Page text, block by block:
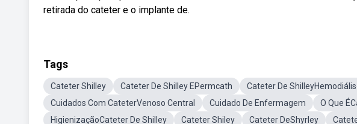
retirada do cateter e o implante de.
Tags
Cateter Shilley Cateter De Shilley EPermcath Cateter De
Cuidados Com CateterVenoso Central
Cuidado De Enfermagem O Que
HigienizaçãoCateter De Shilley
Cateter Shiley Cateter DeShyrley